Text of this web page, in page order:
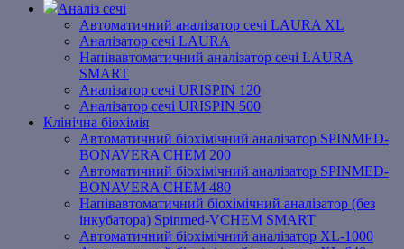
Аналіз сечі
Автоматичний аналізатор сечі LAURA XL
Аналізатор сечі LAURA
Напівавтоматичний аналізатор сечі LAURA
SMART
Аналізатор сечі URISPIN 120
Аналізатор сечі URISPIN 500
Клінічна біохімія
Автоматичний біохімічний аналізатор SPINMED-
BONAVERA CHEM 200
Автоматичний біохімічний аналізатор SPINMED-
BONAVERA CHEM 480
Напівавтоматичний біохімічний аналізатор (без
інкубатора) Spinmed-VCHEM SMART
Автоматичний біохімічний аналізатор XL-1000